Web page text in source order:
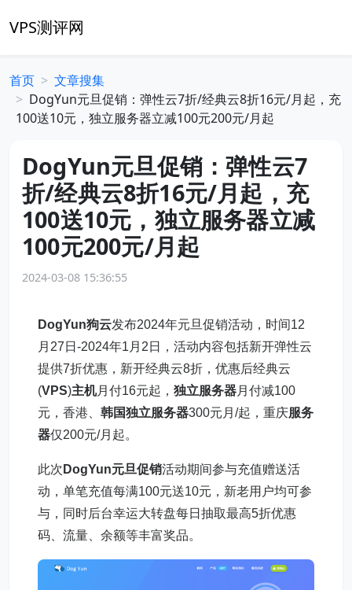
VPS测评网
首页
文章搜集
DogYun元旦促销：弹性云7折/经典云8折16元/月起，充
100送10元，独立服务器立减100元200元/月起
DogYun元旦促销：弹性云7
折/经典云8折16元/月起，充
100送10元，独立服务器立减
100元200元/月起
2024-03-08 15:36:55
DogYun狗云发布2024年元旦促销活动，时间12
月27日-2024年1月2日，活动内容包括新开弹性云
提供7折优惠，新开经典云8折，优惠后经典云
(VPS)主机月付16元起， 独立服务器月付减100
元，香港、 韩国独立服务器300元月/起，重庆服务
器仅200元/月起。
此次 DogYun元旦促销活动期间参与充值赠送活
动，单笔充值每满100元送10元，新老用户均可参
与，同时后台幸运大转盘每日抽取最高5折优惠
码、流量、余额等丰富奖品。